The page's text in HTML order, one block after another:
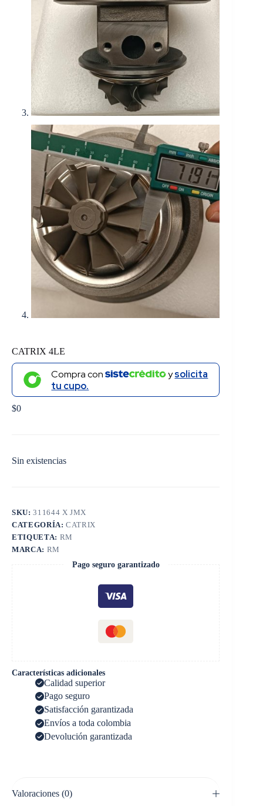
CATRIX 4LE
Compra con ysolicita
tu cupo.
$0
Sin existencias
SKU:311644 X JMX
CATEGORÍA:CATRIX
ETIQUETA: RM
MARCA: RM
Pago seguro garantizado
Características adicionales
Calidad superior
Pago seguro
Satisfacción garantizada
Envíos a toda colombia
Devolución garantizada
Valoraciones (0)